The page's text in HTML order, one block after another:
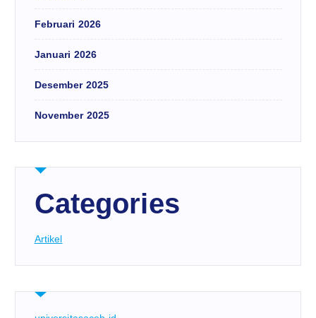
Februari 2026
Januari 2026
Desember 2025
November 2025
Categories
Artikel